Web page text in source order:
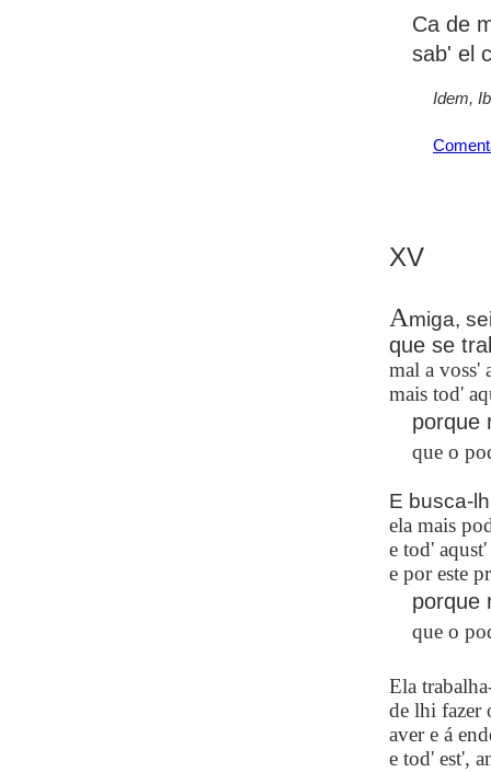
Ca de
sab' el
Idem,
XV
Amiga,
que se
mal a voss'
mais tod'
porque
que o
E busca-
ela mais
e tod'
e por este
porque
que o
Ela
de lhi fazer
aver e á
e tod' est',